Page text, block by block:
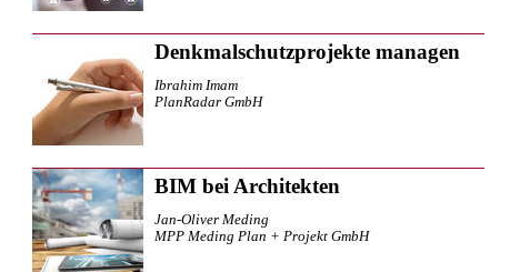
Denkmalschutzprojekte managen
Ibrahim Imam
PlanRadar GmbH
BIM bei Architekten
Jan-Oliver Meding
MPP Meding Plan + Projekt GmbH